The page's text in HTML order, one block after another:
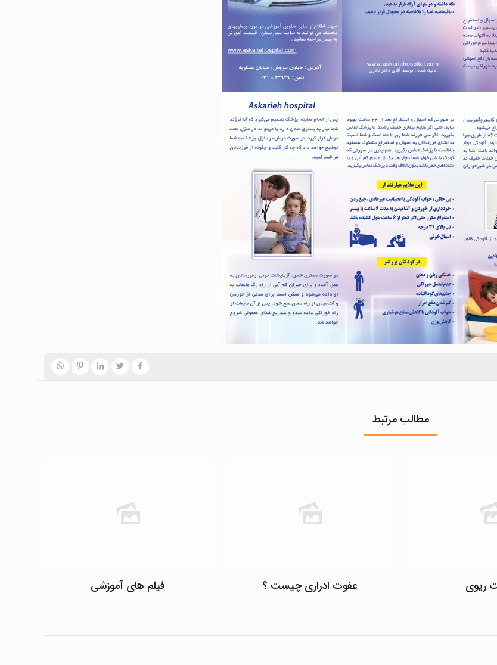
مطالب مرتبط
ریوی عفوت ادراری چیست ؟ فیلم های آموزشی